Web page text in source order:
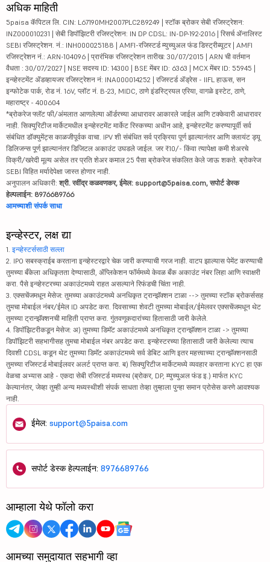
अधिक माहिती
5paisa कॅपिटल लि. CIN: L67190MH2007PLC289249 | स्टॉक ब्रोकर सेबी रजिस्ट्रेशन:
INZ000010231 | सेबी डिपॉझिटरी रजिस्ट्रेशन: IN DP CDSL: IN-DP-192-2016 | रिसर्च ॲनालिस्ट
SEBI रजिस्ट्रेशन. नं.: INH000025188 | AMFI-रजिस्टर्ड म्युच्युअल फंड डिस्ट्रीब्यूटर | AMFI
रजिस्ट्रेशन नं.: ARN-104096 | प्रारंभिक रजिस्ट्रेशन तारीख: 30/07/2015 | ARN ची वर्तमान
वैधता : 30/07/2027 | NSE सदस्य ID: 14300 | BSE मेंबर ID: 6363 | MCX मेंबर ID: 55945 |
इन्व्हेस्टमेंट ॲडव्हायजर रजिस्ट्रेशन नं: INA000014252 | रजिस्टर्ड ॲड्रेस - IIFL हाऊस, सन
इन्फोटेक पार्क, रोड नं. 16V, प्लॉट नं. B-23, MIDC, ठाणे इंडस्ट्रियल एरिया, वागळे इस्टेट, ठाणे,
महाराष्ट्र - 400604
*ब्रोकरेज फ्लॅट फी/अंमलात आणलेल्या ऑर्डरच्या आधारावर आकारले जाईल आणि टक्केवारी आधारावर
नाही. सिक्युरिटीज मार्केटमधील इन्व्हेस्टमेंट मार्केट रिस्कच्या अधीन आहे, इन्व्हेस्टमेंट करण्यापूर्वी सर्व
संबंधित डॉक्युमेंट्स काळजीपूर्वक वाचा. IPV शी संबंधित सर्व प्रक्रिया पूर्ण झाल्यानंतर आणि क्लायंट ड्यू
डिलिजन्स पूर्ण झाल्यानंतर डिजिटल अकाउंट उघडले जाईल. जर ₹10/- किंवा त्यापेक्षा कमी शेअरचे
विक्री/खरेदी मूल्य असेल तर प्रति शेअर कमाल 25 पैसा ब्रोकरेज संकलित केले जाऊ शकते. ब्रोकरेज
SEBI विहित मर्यादेपेक्षा जास्त होणार नाही.
अनुपालन अधिकारी: श्री. रवींद्र कळवणकर, ईमेल: support@5paisa.com, सपोर्ट डेस्क
हेल्पलाईन: 8976689766
आमच्याशी संपर्क साधा
इन्व्हेस्टर, लक्ष द्या
1. इन्व्हेस्टर्ससाठी सल्ला
2. IPO सबस्क्राईब करताना इन्व्हेस्टरद्वारे चेक जारी करण्याची गरज नाही. वाटप झाल्यास पेमेंट करण्याची
तुमच्या बँकेला अधिकृतता देण्यासाठी, ॲप्लिकेशन फॉर्ममध्ये केवळ बँक अकाउंट नंबर लिहा आणि स्वाक्षरी
करा. पैसे इन्व्हेस्टरच्या अकाउंटमध्ये राहत असल्याने रिफंडची चिंता नाही.
3. एक्सचेंजमधून मेसेज: तुमच्या अकाउंटमध्ये अनधिकृत ट्रान्झॅक्शन टाळा --> तुमच्या स्टॉक ब्रोकर्ससह
तुमचा मोबाईल नंबर/ईमेल ID अपडेट करा. दिवसाच्या शेवटी तुमच्या मोबाईल/ईमेलवर एक्सचेंजमधून थेट
तुमच्या ट्रान्झॅक्शनची माहिती प्राप्त करा. गुंतवणूकदारांच्या हितासाठी जारी केलेले.
4. डिपॉझिटरीकडून मेसेज: अ) तुमच्या डिमॅट अकाउंटमध्ये अनधिकृत ट्रान्झॅक्शन टाळा -> तुमच्या
डिपॉझिटरी सहभागीसह तुमचा मोबाईल नंबर अपडेट करा. इन्व्हेस्टरच्या हितासाठी जारी केलेल्या त्याच
दिवशी CDSL कडून थेट तुमच्या डिमॅट अकाउंटमध्ये सर्व डेबिट आणि इतर महत्त्वाच्या ट्रान्झॅक्शनसाठी
तुमच्या रजिस्टर्ड मोबाईलवर अलर्ट प्राप्त करा. ब) सिक्युरिटीज मार्केटमध्ये व्यवहार करताना KYC हा एक
वेळचा अभ्यास आहे - एकदा सेबी रजिस्टर्ड मध्यस्थ (ब्रोकर, DP, म्युच्युअल फंड इ.) मार्फत KYC
केल्यानंतर, जेव्हा तुम्ही अन्य मध्यस्थीशी संपर्क साधता तेव्हा तुम्हाला पुन्हा समान प्रोसेस करणे आवश्यक
नाही.
ईमेल: support@5paisa.com
सपोर्ट डेस्क हेल्पलाईन: 8976689766
आम्हाला येथे फॉलो करा
आमच्या समुदायात सहभागी व्हा